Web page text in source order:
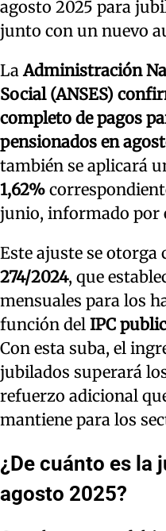
agosto 2025 para
junto con un nuevo
LaAdministración
Social (ANSES)
completo de pagos
pensionados en
también se aplicará
1,62%
junio, informado por
Este ajuste se otorga
274/2024, que
mensuales para los
función del IPC
Con esta suba, el
jubilados superará
refuerzo adicional
mantiene para los
¿De cuánto es la
agosto 2025?